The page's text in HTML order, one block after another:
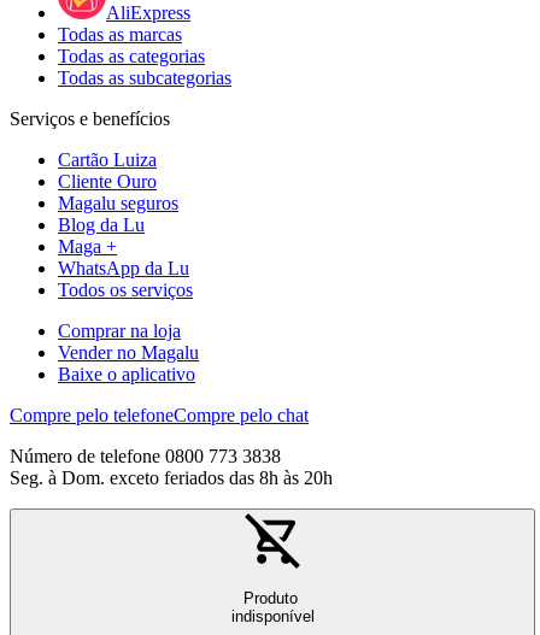
AliExpress
Todas as marcas
Todas as categorias
Todas as subcategorias
Serviços e benefícios
Cartão Luiza
Cliente Ouro
Magalu seguros
Blog da Lu
Maga +
WhatsApp da Lu
Todos os serviços
Comprar na loja
Vender no Magalu
Baixe o aplicativo
Compre pelo telefoneCompre pelo chat
Número de telefone 0800 773 3838
Seg. à Dom. exceto feriados das 8h às 20h
Produto
indisponível